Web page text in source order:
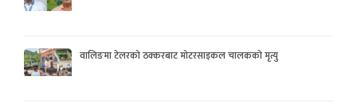
वालिङमा टेलरको ठक्करबाट मोटरसाइकल चालकको मृत्यु